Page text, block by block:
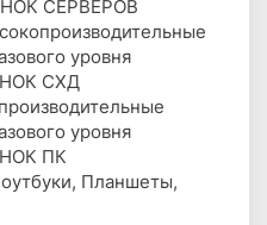
СЕРВЕРОВ
уровня
СХД
уровня
ПК
Планшеты,